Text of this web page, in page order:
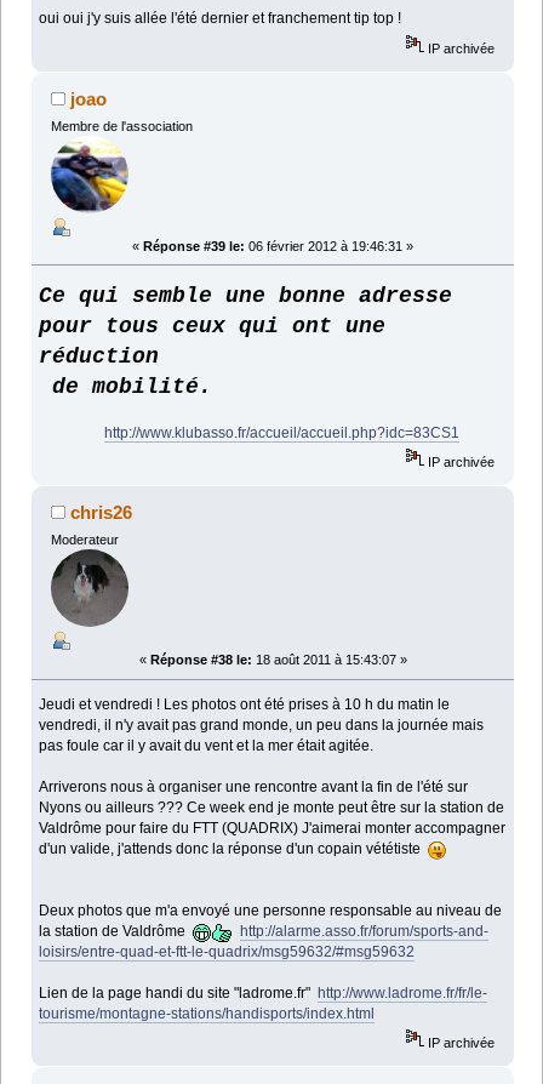
oui oui j'y suis allée l'été dernier et franchement tip top !
IP archivée
joao
Membre de l'association
« Réponse #39 le: 06 février 2012 à 19:46:31 »
Ce qui semble une bonne adresse
pour tous ceux qui ont une
réduction
de mobilité.
http://www.klubasso.fr/accueil/accueil.php?idc=83CS1
IP archivée
chris26
Moderateur
« Réponse #38 le: 18 août 2011 à 15:43:07 »
Jeudi et vendredi ! Les photos ont été prises à 10 h du matin le
vendredi, il n'y avait pas grand monde, un peu dans la journée mais
pas foule car il y avait du vent et la mer était agitée.
Arriverons nous à organiser une rencontre avant la fin de l'été sur
Nyons ou ailleurs ??? Ce week end je monte peut être sur la station de
Valdrôme pour faire du FTT (QUADRIX) J'aimerai monter accompagner
d'un valide, j'attends donc la réponse d'un copain vététiste
Deux photos que m'a envoyé une personne responsable au niveau de
la station de Valdrôme
http://alarme.asso.fr/forum/sports-and-
loisirs/entre-quad-et-ftt-le-quadrix/msg59632/#msg59632
Lien de la page handi du site "ladrome.fr" http://www.ladrome.fr/fr/le-
tourisme/montagne-stations/handisports/index.html
IP archivée